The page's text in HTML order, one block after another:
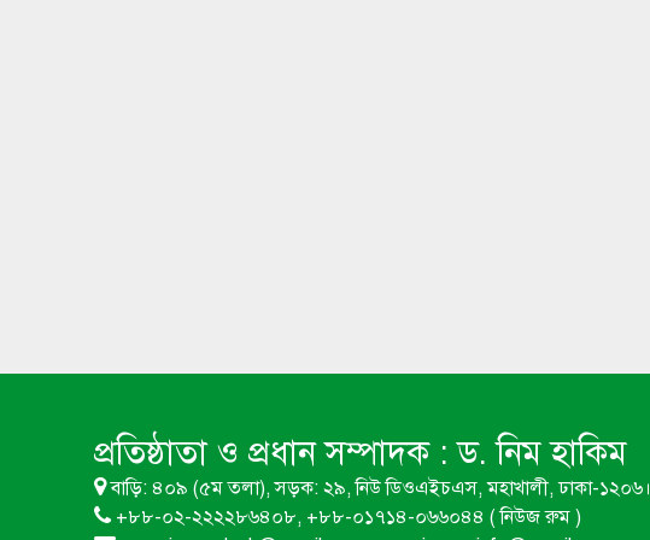
প্রতিষ্ঠাতা ও প্রধান সম্পাদক :ড. নিম হাকিম
বাড়ি: ৪০৯ (৫ম তলা), সড়ক: ২৯, নিউ ডিওএইচএস, মহাখালী, ঢাকা-১২০৬।
+৮৮-০২-২২২২৮৬৪০৮, +৮৮-০১৭১৪-০৬৬০৪৪ ( নিউজ রুম )